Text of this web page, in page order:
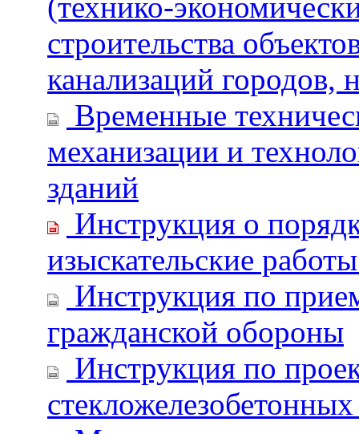
строительства
канализаций городов,
Временные
механизации и
зданий
Инструкция о
изыскательские
Инструкция по
гражданской обороны
Инструкция по